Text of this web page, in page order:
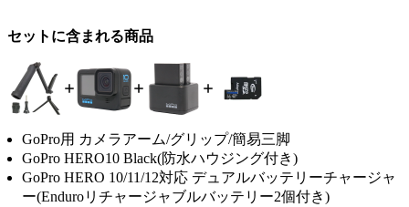
セットに含まれる商品
GoPro用 カメラアーム/グリップ/簡易三脚
GoPro HERO10 Black(防水ハウジング付き)
GoPro HERO 10/11/12対応 デュアルバッテリーチャージャ
ー(Enduroリチャージャブルバッテリー2個付き)